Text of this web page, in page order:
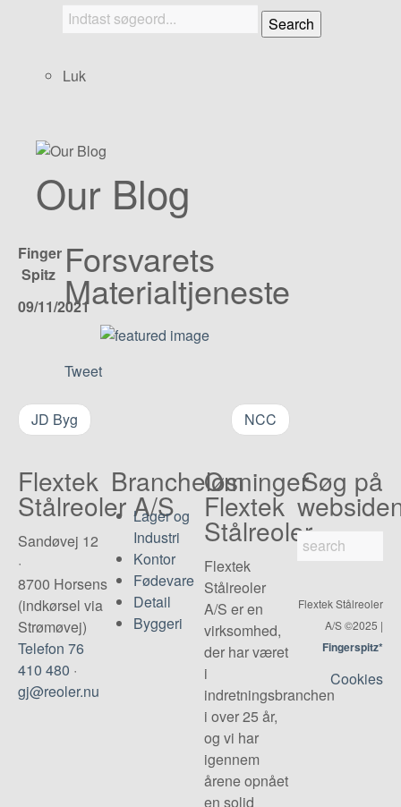
Search
Luk
Our Blog
Finger
Spitz
09/11/2021
Forsvarets
Materialtjeneste
Tweet
JD Byg NCC
Flextek
Stålreoler A/S
Sandøvej 12
·
8700 Horsens
(indkørsel via
Strømøvej)
Telefon 76
410 480 ·
gj@reoler.nu
Brancheløsninger
Lager og
Industri
Kontor
Fødevare
Detail
Byggeri
Om
Flextek
Stålreoler
Flextek
Stålreoler
A/S er en
virksomhed,
der har været
i
indretningsbranchen
i over 25 år,
og vi har
igennem
årene opnået
en solid
Søg på
Flextek Stålreoler
A/S ©2025 |
Fingerspitz*
Cookies